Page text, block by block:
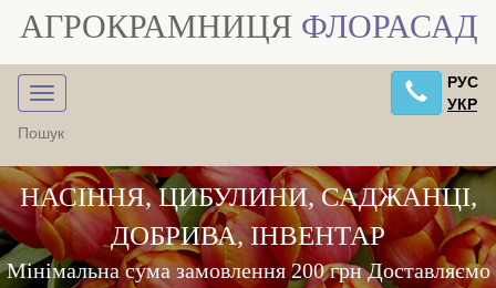
АГРОКРАМНИЦЯ ФЛОРАСАД
РУС
УКР
НАСІННЯ, ЦИБУЛИНИ, САДЖАНЦІ,
ДОБРИВА, ІНВЕНТАР
Мінімальна сума замовлення 200 грн Доставляємо